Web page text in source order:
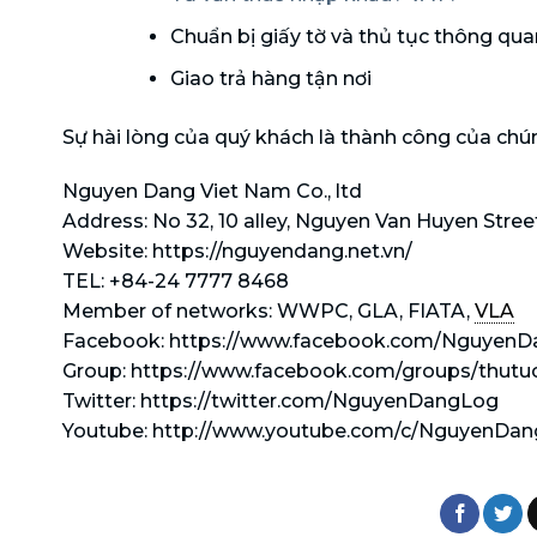
Chuẩn bị giấy tờ và thủ tục thông
Giao trả hàng tận nơi
Sự hài lòng của quý khách là thành công của
Nguyen Dang Viet Nam Co., ltd
Address: No 32, 10 alley, Nguyen Van Huyen
Website: https://nguyendang.net.vn/
TEL: +84-24 7777 8468
Member of networks: WWPC, GLA, FIATA, VLA
Facebook: https://www.facebook.com/
Group: https://www.facebook.com/groups/
Twitter: https://twitter.com/NguyenDangLog
Youtube: http://www.youtube.com/c/